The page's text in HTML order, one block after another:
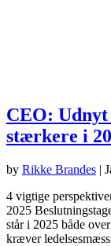
CEO: Udnyt
stærkere i
by Rikke Brandes |
4 vigtige
2025
står i 2025 både
kræver